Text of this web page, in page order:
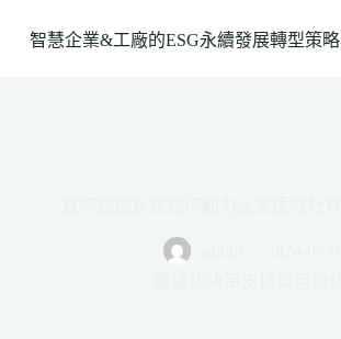
至
智慧企業&工廠的ESG永續發展轉型策略